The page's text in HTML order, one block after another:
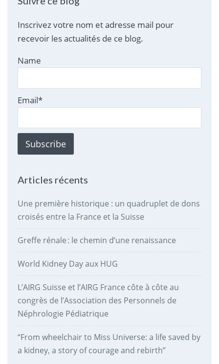
Inscrivez votre nom et adresse mail pour
recevoir les actualités de ce blog.
Name
Email*
Articles récents
Une première historique : un quadruplet de dons
croisés entre la France et la Suisse
Greffe rénale : le chemin d’une renaissance
World Kidney Day aux HUG
L’AIRG Suisse et l’AIRG France côte à côte au
congrès de l’Association des Personnels de
Néphrologie Pédiatrique
“From wheelchair to Miss Universe: a life saved by
a kidney, a story of courage and rebirth”